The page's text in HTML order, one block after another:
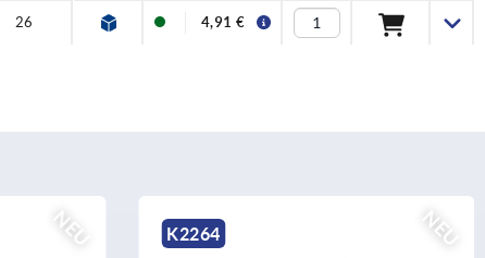
26 4,91 €
NEU NEU
K2264